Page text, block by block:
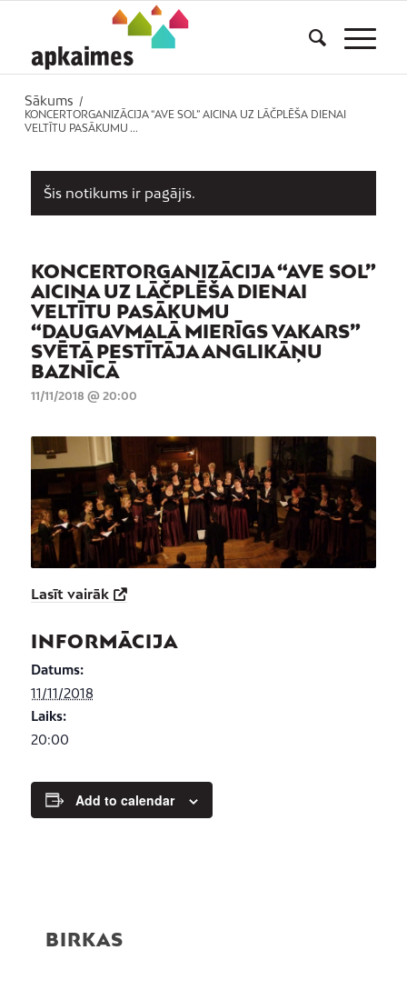
Sākums
/
KONCERTORGANIZĀCIJA “AVE SOL” AICINA UZ LĀČPLĒŠA DIENAI
VELTĪTU PASĀKUMU ...
Šis notikums ir pagājis.
KONCERTORGANIZĀCIJA “AVE SOL”
AICINA UZ LĀČPLĒŠA DIENAI
VELTĪTU PASĀKUMU
“DAUGAVMALĀ MIERĪGS VAKARS”
SVĒTĀ PESTĪTĀJA ANGLIKĀŅU
BAZNĪCĀ
11/11/2018 @ 20:00
Lasīt vairāk
INFORMĀCIJA
Datums:
11/11/2018
Laiks:
20:00
Add to calendar
BIRKAS